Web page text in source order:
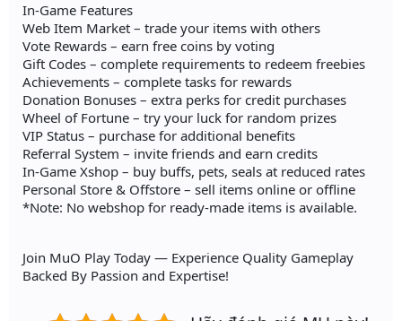
In-Game Features
Web Item Market – trade your items with others
Vote Rewards – earn free coins by voting
Gift Codes – complete requirements to redeem freebies
Achievements – complete tasks for rewards
Donation Bonuses – extra perks for credit purchases
Wheel of Fortune – try your luck for random prizes
VIP Status – purchase for additional benefits
Referral System – invite friends and earn credits
In-Game Xshop – buy buffs, pets, seals at reduced rates
Personal Store & Offstore – sell items online or offline
*Note: No webshop for ready-made items is available.
Join MuO Play Today — Experience Quality Gameplay
Backed By Passion and Expertise!